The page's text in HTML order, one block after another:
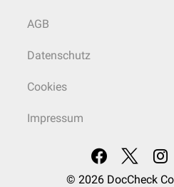
AGB
Datenschutz
Cookies
Impressum
© 2026 DocCheck